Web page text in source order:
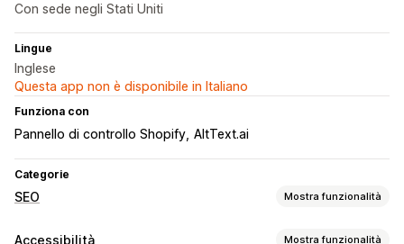
Con sede negli Stati Uniti
Lingue
Inglese
Questa app non è disponibile in Italiano
Funziona con
Pannello di controllo Shopify AltText.ai
Categorie
SEO Mostra funzionalità
Strumenti SEO
Accessibilità Mostra funzionalità